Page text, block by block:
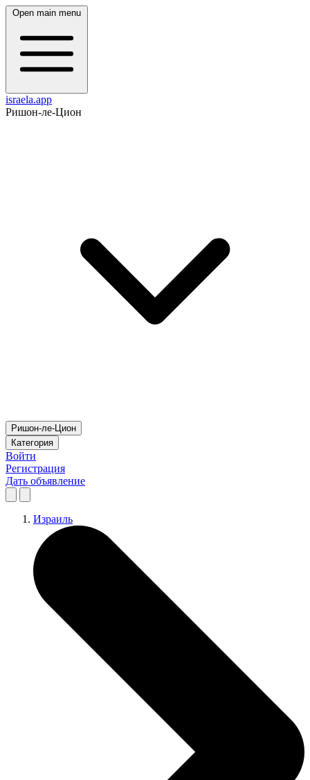
Open main menu
israela.app
Ришон-ле-Цион
Ришон-ле-Цион
Категория
Войти
Регистрация
Дать объявление
Израиль